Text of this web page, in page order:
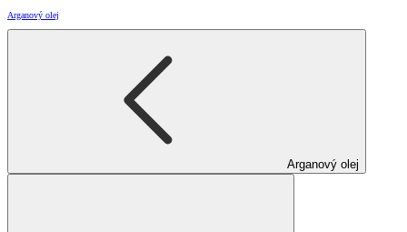
Arganový olej
Arganový olej